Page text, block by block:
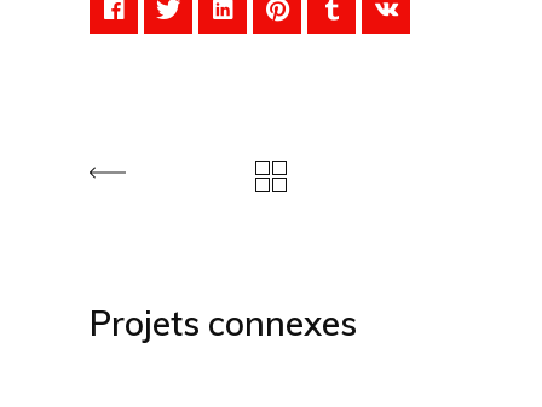
Projets connexes